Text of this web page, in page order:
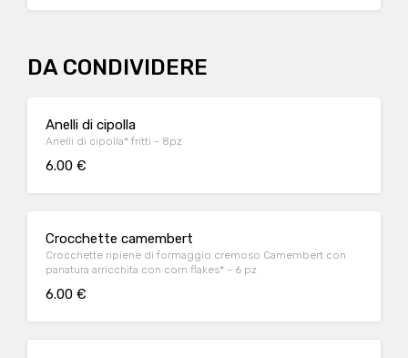
DA CONDIVIDERE
Anelli di cipolla
Anelli di cipolla* fritti - 8pz
6.00 €
Crocchette camembert
Crocchette ripiene di formaggio cremoso Camembert con
panatura arricchita con corn flakes* - 6 pz
6.00 €